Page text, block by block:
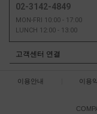
02-3142-4849
MON-FRI 10:00 - 17:00
LUNCH 12:00 - 13:00
고객센터 연결
이용안내 이용